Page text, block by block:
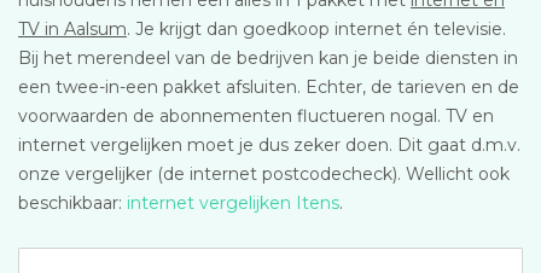
TV in Aalsum. Je krijgt dan goedkoop internet én televisie.
Bij het merendeel van de bedrijven kan je beide diensten in
een twee-in-een pakket afsluiten. Echter, de tarieven en de
voorwaarden de abonnementen fluctueren nogal. TV en
internet vergelijken moet je dus zeker doen. Dit gaat d.m.v.
onze vergelijker (de internet postcodecheck). Wellicht ook
beschikbaar: internet vergelijken Itens.